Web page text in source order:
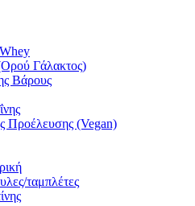
Γάλακτος)
Βάρους
Προέλευσης (Vegan)
ταμπλέτες